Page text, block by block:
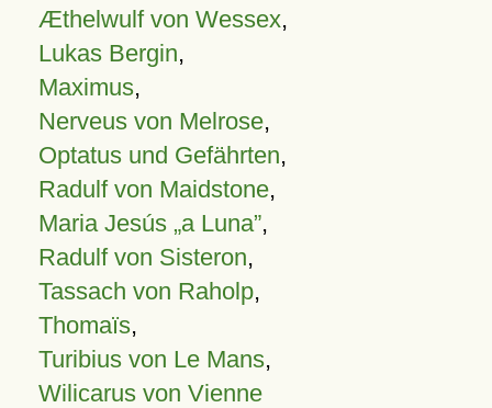
Æthelwulf von Wessex,
Lukas Bergin,
Maximus,
Nerveus von Melrose,
Optatus und Gefährten,
Radulf von Maidstone,
Maria Jesús „a Luna”,
Radulf von Sisteron,
Tassach von Raholp,
Thomaïs,
Turibius von Le Mans,
Wilicarus von Vienne